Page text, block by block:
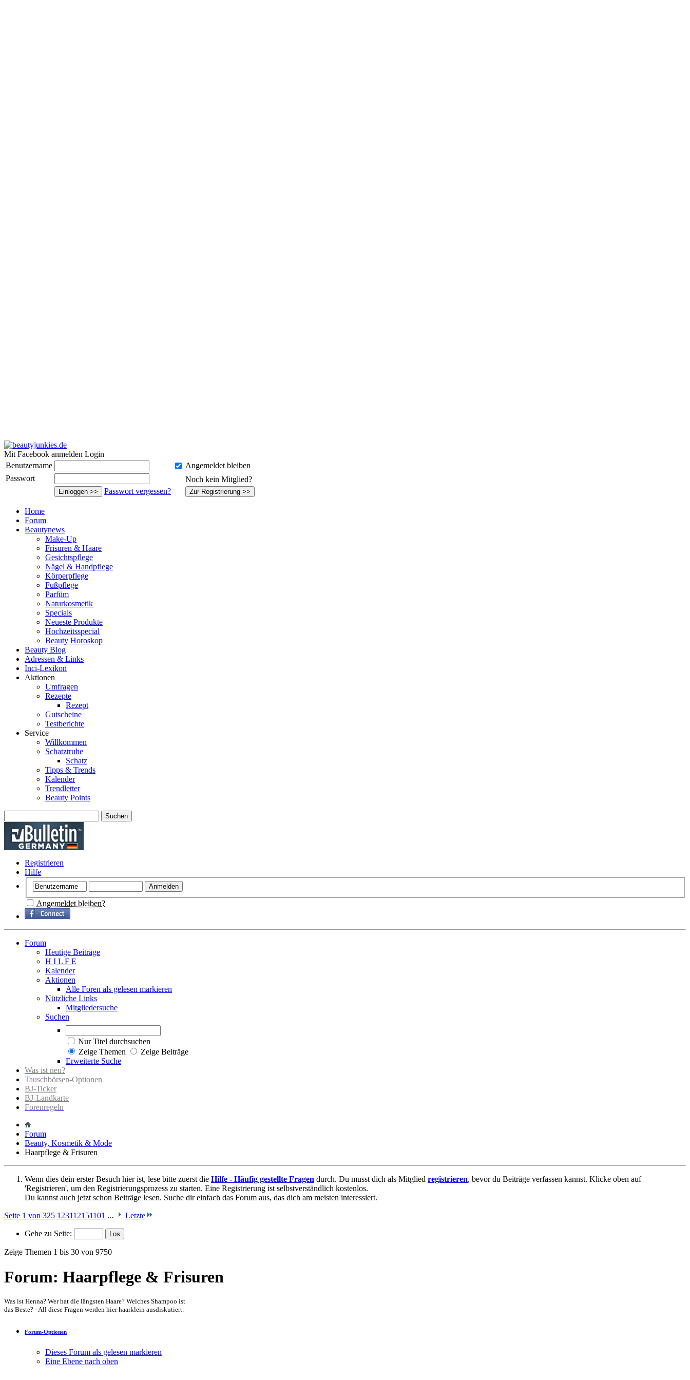
Mit Facebook anmelden Login
Benutzername
Angemeldet bleiben
Passwort
Noch kein Mitglied?
Einloggen >> Passwort vergessen? Zur Registrierung >>
Home
Forum
Beautynews
Make-Up
Frisuren & Haare
Gesichtspflege
Nägel & Handpflege
Körperpflege
Fußpflege
Parfüm
Naturkosmetik
Specials
Neueste Produkte
Hochzeitsspecial
Beauty Horoskop
Beauty Blog
Adressen & Links
Inci-Lexikon
Aktionen
Umfragen
Rezepte
Rezept
Gutscheine
Testberichte
Service
Willkommen
Schatztruhe
Schatz
Tipps & Trends
Kalender
Trendletter
Beauty Points
Suchen
Registrieren
Hilfe
Angemeldet bleiben?
Forum
Heutige Beiträge
H I L F E
Kalender
Aktionen
Alle Foren als gelesen markieren
Nützliche Links
Mitgliedersuche
Suchen
Nur Titel durchsuchen
Zeige Themen
Zeige Beiträge
Erweiterte Suche
Was ist neu?
Tauschbörsen-Optionen
BJ-Ticker
BJ-Landkarte
Forenregeln
Forum
Beauty, Kosmetik & Mode
Haarpflege & Frisuren
Wenn dies dein erster Besuch hier ist, lese bitte zuerst die Hilfe - Häufig gestellte Fragen durch. Du musst dich als Mitglied registrieren, bevor du Beiträge verfassen kannst. Klicke oben auf
'Registrieren', um den Registrierungsprozess zu starten. Eine Registrierung ist selbstverständlich kostenlos.
Du kannst auch jetzt schon Beiträge lesen. Suche dir einfach das Forum aus, das dich am meisten interessiert.
Seite 1 von 325 1 2311 21 51101 ... Letzte
Gehe zu Seite:
Zeige Themen 1 bis 30 von 9750
Forum: Haarpflege & Frisuren
Was ist Henna? Wer hat die längsten Haare? Welches Shampoo ist
das Beste? - All diese Fragen werden hier haarklein ausdiskutiert.
Forum-Optionen
Dieses Forum als gelesen markieren
Eine Ebene nach oben